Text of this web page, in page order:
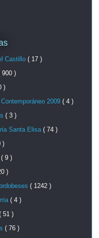
Castillo ( 17 )
900 )
)
2009 ( 4 )
( 3 )
Santa Elisa ( 74 )
)
( 9 )
)
( 1242 )
( 4 )
51 )
( 76 )